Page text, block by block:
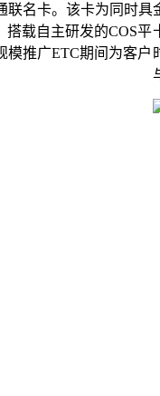
联名卡。该卡为同时具
搭载自主研发的COS平
模推广ETC期间为客户